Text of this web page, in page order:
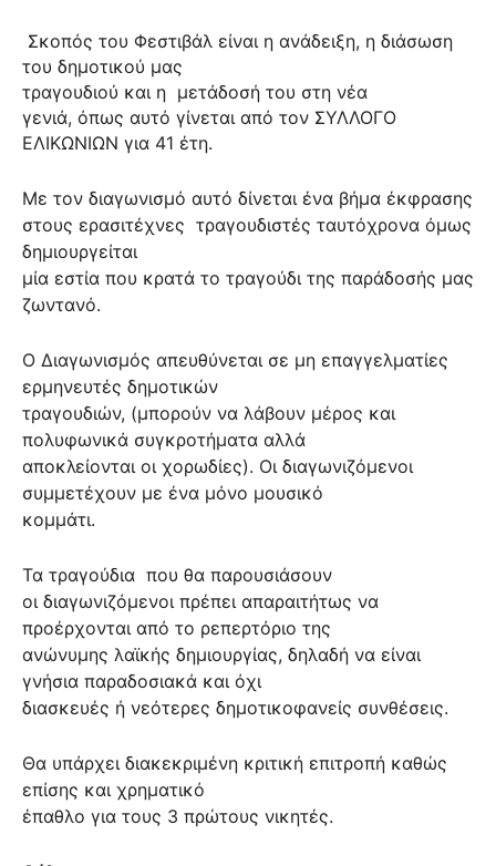
Σκοπός του Φεστιβάλ είναι η ανάδειξη, η διάσωση
του δημοτικού μας
τραγουδιού και η μετάδοσή του στη νέα
γενιά, όπως αυτό γίνεται από τον ΣΥΛΛΟΓΟ
ΕΛΙΚΩΝΙΩΝ για 41 έτη.
Με τον διαγωνισμό αυτό δίνεται ένα βήμα έκφρασης
στους ερασιτέχνες τραγουδιστές ταυτόχρονα όμως
δημιουργείται
μία εστία που κρατά το τραγούδι της παράδοσής μας
ζωντανό.
Ο Διαγωνισμός απευθύνεται σε μη επαγγελματίες
ερμηνευτές δημοτικών
τραγουδιών, (μπορούν να λάβουν μέρος και
πολυφωνικά συγκροτήματα αλλά
αποκλείονται οι χορωδίες). Οι διαγωνιζόμενοι
συμμετέχουν με ένα μόνο μουσικό
κομμάτι.
Τα τραγούδια που θα παρουσιάσουν
οι διαγωνιζόμενοι πρέπει απαραιτήτως να
προέρχονται από το ρεπερτόριο της
ανώνυμης λαϊκής δημιουργίας, δηλαδή να είναι
γνήσια παραδοσιακά και όχι
διασκευές ή νεότερες δημοτικοφανείς συνθέσεις.
Θα υπάρχει διακεκριμένη κριτική επιτροπή καθώς
επίσης και χρηματικό
έπαθλο για τους 3 πρώτους νικητές.